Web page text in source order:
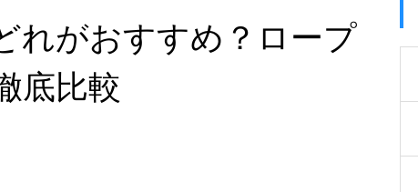
れがおすすめ？ロープ
底比較